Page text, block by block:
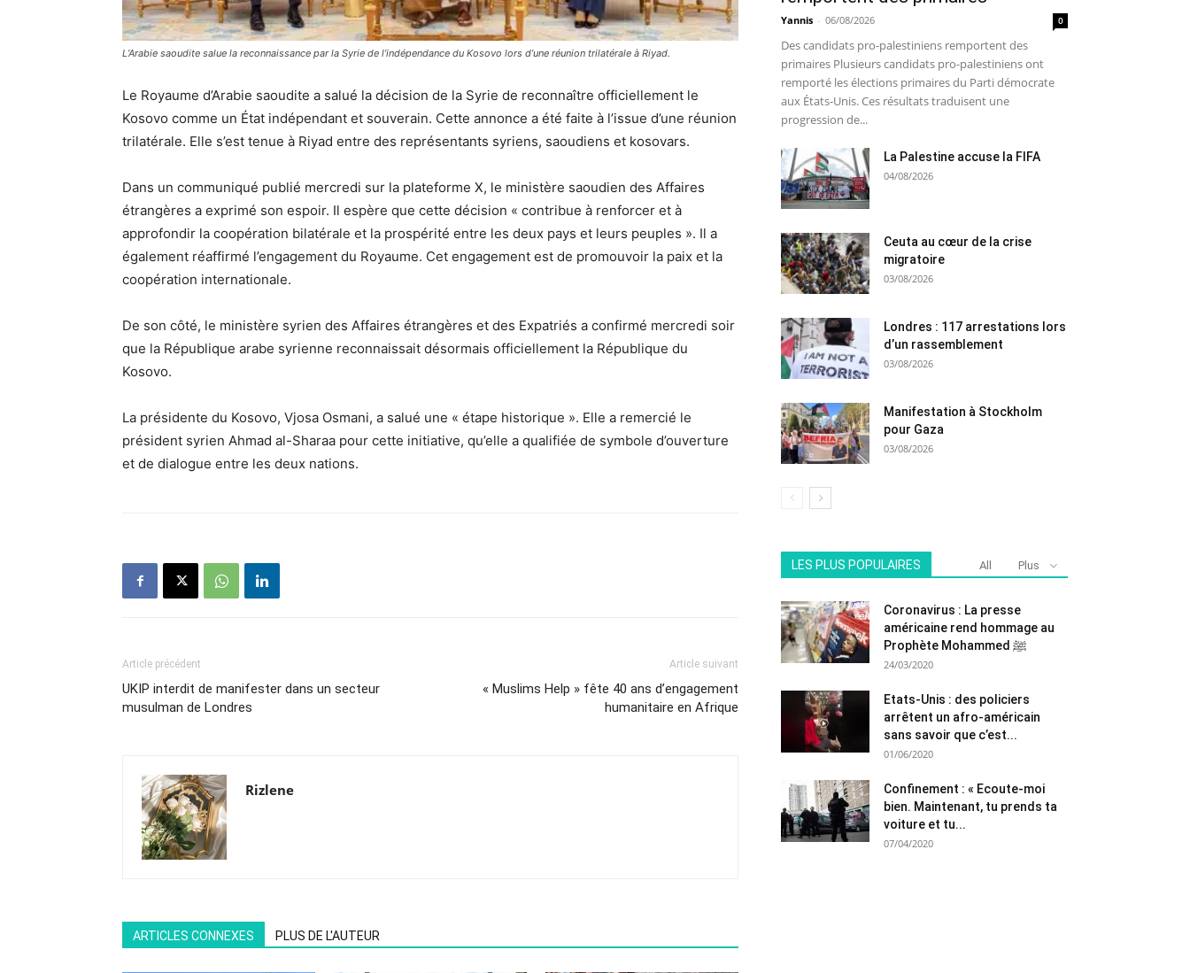
L’Arabie saoudite salue la reconnaissance par la Syrie de l’indépendance du Kosovo lors d’une réunion trilatérale à Riyad.
Le Royaume d’Arabie saoudite a salué la décision de la Syrie de reconnaître officiellement le
Kosovo comme un État indépendant et souverain. Cette annonce a été faite à l’issue d’une réunion
trilatérale. Elle s’est tenue à Riyad entre des représentants syriens, saoudiens et kosovars.
Dans un communiqué publié mercredi sur la plateforme X, le ministère saoudien des Affaires
étrangères a exprimé son espoir. Il espère que cette décision « contribue à renforcer et à
approfondir la coopération bilatérale et la prospérité entre les deux pays et leurs peuples ». Il a
également réaffirmé l’engagement du Royaume. Cet engagement est de promouvoir la paix et la
coopération internationale.
De son côté, le ministère syrien des Affaires étrangères et des Expatriés a confirmé mercredi soir
que la République arabe syrienne reconnaissait désormais officiellement la République du
Kosovo.
La présidente du Kosovo, Vjosa Osmani, a salué une « étape historique ». Elle a remercié le
président syrien Ahmad al-Sharaa pour cette initiative, qu’elle a qualifiée de symbole d’ouverture
et de dialogue entre les deux nations.
Article précédent
UKIP interdit de manifester dans un secteur
musulman de Londres
Article suivant
« Muslims Help » fête 40 ans d’engagement
humanitaire en Afrique
Rizlene
ARTICLES CONNEXES PLUS DE L'AUTEUR
Yannis - 06/08/2026 0
Des candidats pro-palestiniens remportent des
primaires Plusieurs candidats pro-palestiniens ont
remporté les élections primaires du Parti démocrate
aux États-Unis. Ces résultats traduisent une
progression de...
La Palestine accuse la FIFA
04/08/2026
Ceuta au cœur de la crise
migratoire
03/08/2026
Londres : 117 arrestations lors
d’un rassemblement
03/08/2026
Manifestation à Stockholm
pour Gaza
03/08/2026
LES PLUS POPULAIRES All Plus
Coronavirus : La presse
américaine rend hommage au
Prophète Mohammed ﷺ
24/03/2020
Etats-Unis : des policiers
arrêtent un afro-américain
sans savoir que c’est...
01/06/2020
Confinement : « Ecoute-moi
bien. Maintenant, tu prends ta
voiture et tu...
07/04/2020